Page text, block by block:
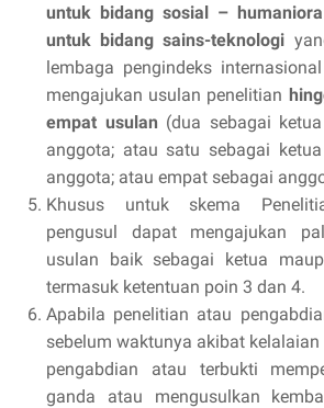
untuk bidang sosial –
untuk bidang sains-teknologi
lembaga pengindeks
mengajukan usulan penelitian
empat usulan (dua sebagai
anggota; atau satu sebagai
anggota; atau empat sebagai
Khusus untuk skema
pengusul dapat mengajukan
usulan baik sebagai ketua
termasuk ketentuan poin 3 dan 4.
Apabila penelitian atau
sebelum waktunya akibat
pengabdian atau terbukti
ganda atau mengusulkan